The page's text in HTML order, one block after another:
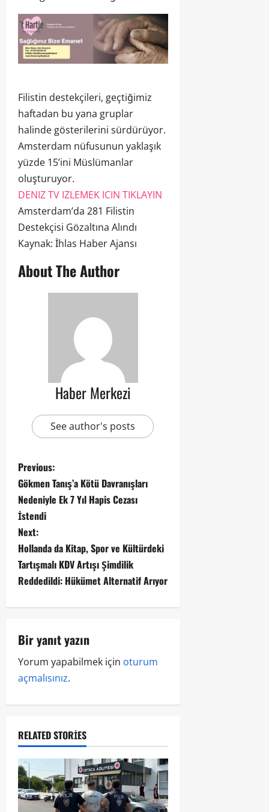
Filistin destekçileri, geçtiğimiz
haftadan bu yana gruplar
halinde gösterilerini sürdürüyor.
Amsterdam nüfusunun yaklaşık
yüzde 15’ini Müslümanlar
oluşturuyor.
DENIZ TV IZLEMEK ICIN TIKLAYIN
Amsterdam’da 281 Filistin
Destekçisi Gözaltına Alındı
Kaynak: İhlas Haber Ajansı
About The Author
Haber Merkezi
See author's posts
Previous:
Gökmen Tanış’a Kötü Davranışları
Nedeniyle Ek 7 Yıl Hapis Cezası
İstendi
Next:
Hollanda da Kitap, Spor ve Kültürdeki
Tartışmalı KDV Artışı Şimdilik
Reddedildi: Hükümet Alternatif Arıyor
Bir yanıt yazın
Yorum yapabilmek için oturum
açmalısınız.
RELATED STORIES